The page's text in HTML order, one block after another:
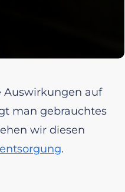
Auswirkungen auf
man gebrauchtes
wir diesen
.